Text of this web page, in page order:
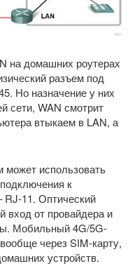
на домашних роутерах
разъем под
Но назначение у них
сети, WAN смотрит
втыкаем в LAN, а
использовать
к
RJ-11. Оптический
вход от провайдера и
Мобильный 4G/5G-
через SIM-карту,
устройств.